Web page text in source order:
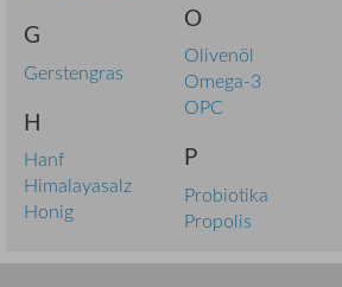
G
Gerstengras
H
Hanf
Himalayasalz
Honig
O
Olivenöl
Omega-3
OPC
P
Probiotika
Propolis